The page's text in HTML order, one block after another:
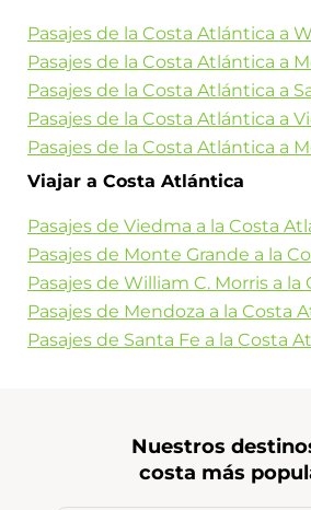
Pasajes de la Costa Atlántica a
Pasajes de la Costa Atlántica a
Pasajes de la Costa Atlántica a
Pasajes de la Costa Atlántica a
Pasajes de la Costa Atlántica a
Viajar a Costa Atlántica
Pasajes de Viedma a la Costa
Pasajes de Monte Grande a la
Pasajes de William C. Morris a
Pasajes de Mendoza a la Costa
Pasajes de Santa Fe a la Costa
Nuestros
costa más